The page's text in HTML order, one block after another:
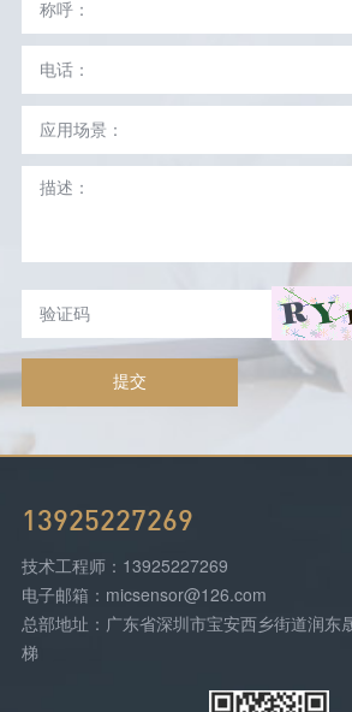
提交
13925227269
技术工程师：13925227269
电子邮箱：micsensor@126.com
总部地址：广东省深圳市宝安西乡街道润东
梯